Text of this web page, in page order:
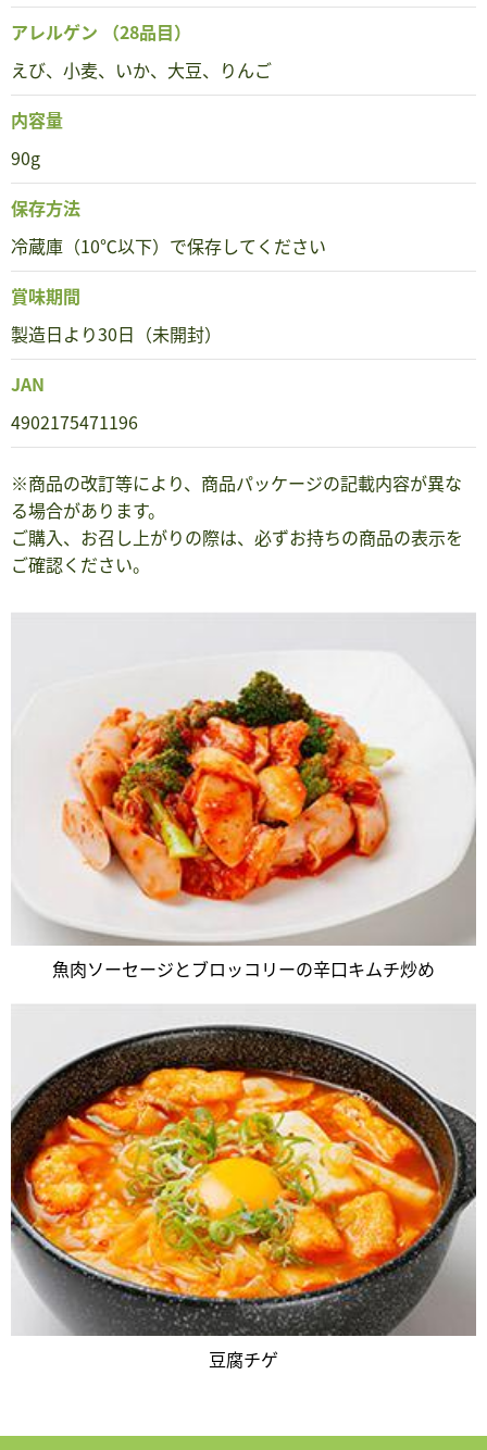
アレルゲン （28品目）
えび、小麦、いか、大豆、りんご
内容量
90g
保存方法
冷蔵庫（10℃以下）で保存してください
賞味期間
製造日より30日（未開封）
JAN
4902175471196
※商品の改訂等により、商品パッケージの記載内容が異な
る場合があります。
ご購入、お召し上がりの際は、必ずお持ちの商品の表示を
ご確認ください。
魚肉ソーセージとブロッコリーの辛口キムチ炒め
豆腐チゲ